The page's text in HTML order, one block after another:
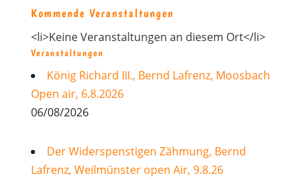
Kommende Veranstaltungen
<li>Keine Veranstaltungen an diesem Ort</li>
Veranstaltungen
König Richard III., Bernd Lafrenz, Moosbach
Open air, 6.8.2026
06/08/2026
Der Widerspenstigen Zähmung, Bernd
Lafrenz, Weilmünster open Air, 9.8.26